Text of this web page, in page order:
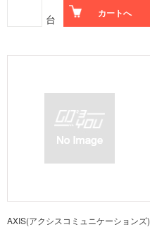
台 カートへ
AXIS(アクシスコミュニケーションズ)